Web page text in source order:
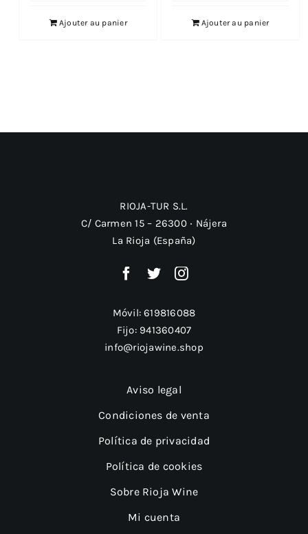
était : est :
Ajouter au panier Ajouter au panier
RIOJA-TUR S.L.
C/ Carmen 15 – 26300 ‧ Nájera
La Rioja (España)
Móvil:619816088
Fijo: 941360407
info@riojawine.shop
Aviso legal
Condiciones de venta
Política de privacidad
Política de cookies
Sobre Rioja Wine
Mi cuenta